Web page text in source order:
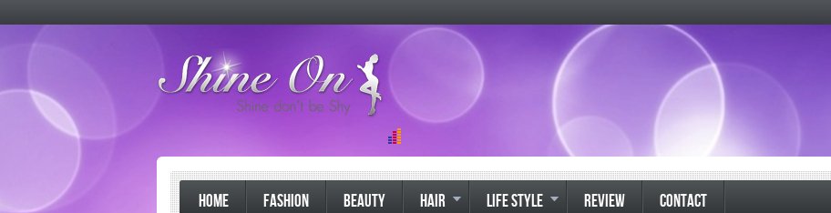
HOME FASHION BEAUTY HAIR LIFE STYLE REVIEW CONTACT